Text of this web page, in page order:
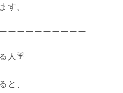
す。
ーーーーーーーーー
人☔️
と、